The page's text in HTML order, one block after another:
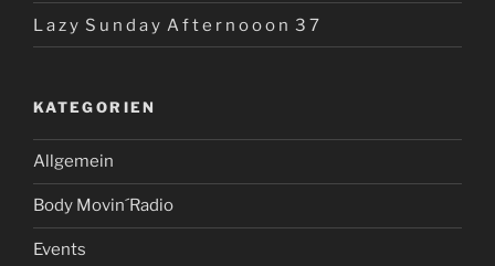
L a z y S u n d a y A f t e r n o o o n 3 7
KATEGORIEN
Allgemein
Body Movin´Radio
Events